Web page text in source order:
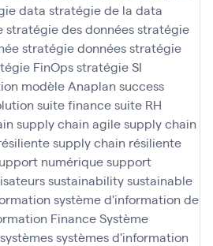
data stratégie de la data
stratégie des donnéesstratégie
stratégie donnéesstratégie
FinOpsstratégie SI
modèle Anaplan success
suite financesuite RH
supply chain agilesupply chain
supply chain résiliente
numériquesupport
sustainabilitysustainable
système d'information de
FinanceSystème
systèmessystèmes d'information